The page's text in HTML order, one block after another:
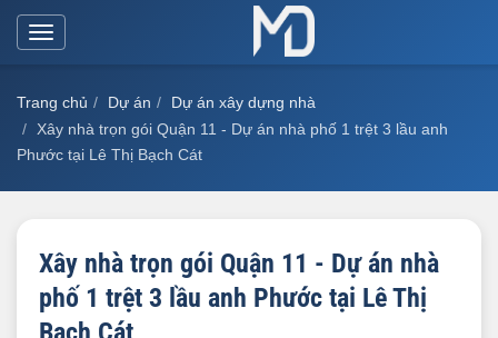
Toggle
Trang chủ Dự án
Dự án xây dựng nhà
Xây nhà trọn gói Quận 11 - Dự án nhà phố 1 trệt 3 lầu anh
Phước tại Lê Thị Bạch Cát
Xây nhà trọn gói Quận 11 - Dự án nhà
phố 1 trệt 3 lầu anh Phước tại Lê Thị